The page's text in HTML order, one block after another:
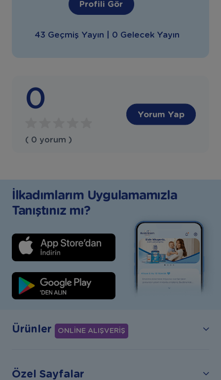
Profili Gör
43 Geçmiş Yayın | 0 Gelecek Yayın
0
( 0 yorum )
Yorum Yap
İlkadımlarım Uygulamamızla
Tanıştınız mı?
Ürünler ONLİNE ALIŞVERİŞ
Özel Sayfalar